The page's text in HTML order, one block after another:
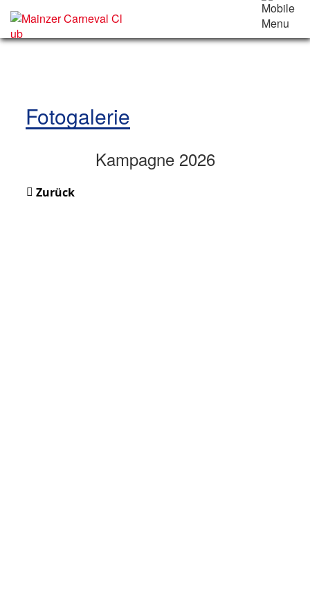
Fotogalerie
Kampagne 2026
Zurück